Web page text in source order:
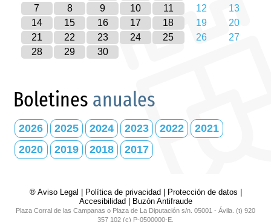
7
8 9 10 11 12
13
14
15 16 17 18 19
20
21
22 23 24 25 26
27
28
29 30
Boletines anuales
2026 2025 2024 2023 2022
2021
2020
2019 2018 2017
® Aviso Legal Política de privacidad Protección de datos
Accesibilidad
Buzón Antifraude
Plaza Corral de las Campanas o Plaza de La Diputación s/n. 05001 - Ávila. (t) 920
357 102 (c) P-0500000-E.